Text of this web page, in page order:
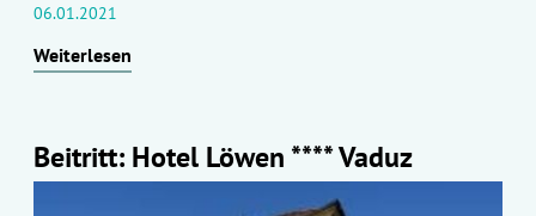
06.01.2021
Weiterlesen
Beitritt: Hotel Löwen **** Vaduz